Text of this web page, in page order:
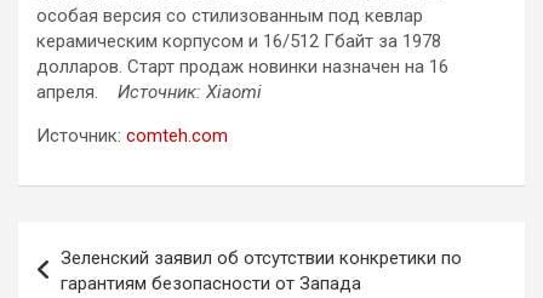
особая версия со стилизованным под кевлар
керамическим корпусом и 16/512 Гбайт за 1978
долларов. Старт продаж новинки назначен на 16
апреля. Источник: Xiaomi
Источник: comteh.com
по
Зеленский заявил об отсутствии конкретики по
гарантиям безопасности от Запада